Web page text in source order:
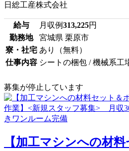
日総工産株式会社
給与 月収例313,225円
勤務地
宮城県 栗原市
寮・社宅 あり（無料）
仕事内容 シートの梱包 / 機械系工
募集が停止しています
【加工マシンへの材